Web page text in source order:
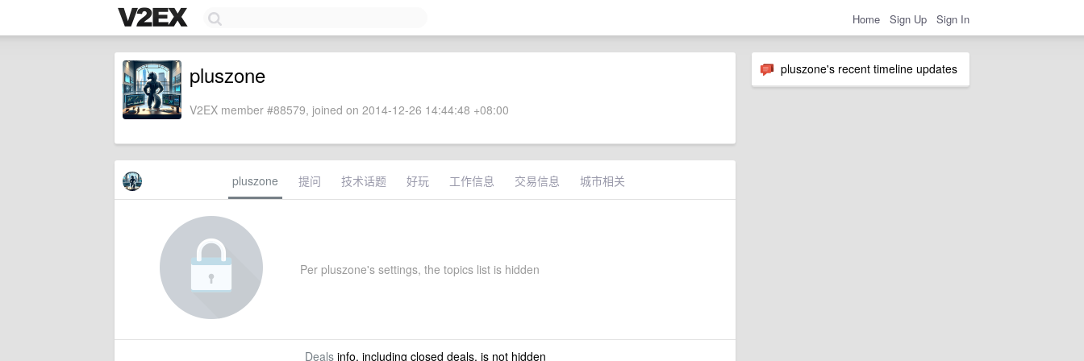
Home Sign Up Sign In
pluszone's recent timeline updates
pluszone
V2EX member #88579, joined on 2014-12-26 14:44:48 +08:00
pluszone 提问 技术话题 好玩 工作信息 交易信息 城市相关
Per pluszone's settings, the topics list is hidden
Dealsinfo, including closed deals, is not hidden